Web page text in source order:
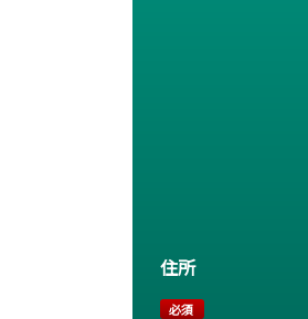
住所
必須